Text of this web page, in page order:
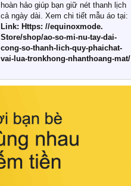
Khác với các dòng sản phẩm thông
thường, những bộ chăn ga gối đệm
cao cấp trải qua quy trình sản xuất
nghiêm ngặt từ khâu chọn lọc nguyên
liệu tự nhiên đến công nghệ dệt
nhuộm hiện đại không chứa hóa chất
này, bạn sẽ cảm nhận rõ rệt sự khác
hồi chuẩn xác của phần đệm nâng đỡ
cột sống.
Bên cạnh đó, việc lựa chọn các dòng
sản phẩm đạt chuẩn chất lượng quốc
tế còn giúp ngăn ngừa tình trạng kích
hoàn hảo giúp bạn giữ nét thanh lịch
cả ngày dài. Xem chi tiết mẫu áo tại:
Link: Https: //equinoxmode.
Store/shop/ao-so-mi-nu-tay-dai-
cong-so-thanh-lich-quy-phaichat-
vai-lua-tronkhong-nhanthoang-mat/